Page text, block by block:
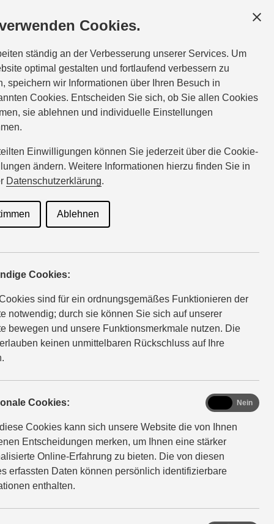
Cookies.
ständig an der Verbesserung unserer Services. Um
optimal gestalten und fortlaufend verbessern zu
speichern wir Informationen über Ihren Besuch in
Cookies. Entscheiden Sie sich, ob Sie allen Cookies
sie ablehnen und individuelle Einstellungen
Einwilligungen können Sie jederzeit über die Cookie-
ändern. Weitere Informationen hierzu finden Sie in
Datenschutzerklärung.
Ablehnen
Cookies:
sind für ein ordnungsgemäßes Funktionieren der
notwendig; durch sie können Sie sich auf unserer
bewegen und unsere Funktionsmerkmale nutzen. Die
keinen unmittelbaren Rückschluss auf Ihre
Cookies:
Cookies kann sich unsere Website die von Ihnen
Entscheidungen merken, um Ihnen eine stärker
Online-Erfahrung zu bieten. Die von diesen
erfassten Daten können persönlich identifizierbare
enthalten.
functional
Nein
ÜBER UNS
kahl@suzuki-handel.de
nutzen Sie am